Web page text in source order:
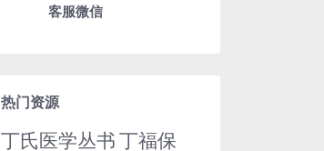
客服微信
热门资源
丁氏医学丛书丁福保